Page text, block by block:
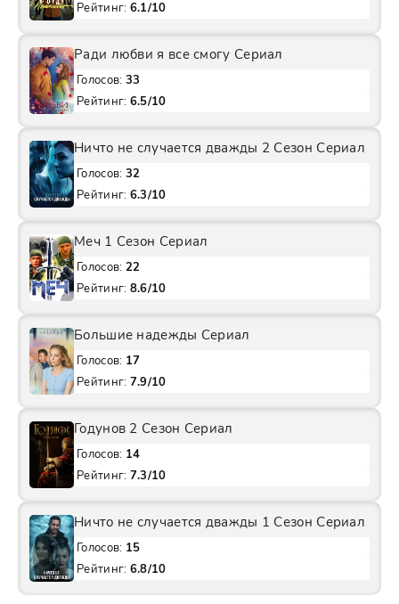
Рейтинг: 6.1/10
Ради любви я все смогу Сериал
Голосов: 33
Рейтинг: 6.5/10
Ничто не случается дважды 2 Сезон Сериал
Голосов: 32
Рейтинг: 6.3/10
Меч 1 Сезон Сериал
Голосов: 22
Рейтинг: 8.6/10
Большие надежды Сериал
Голосов: 17
Рейтинг: 7.9/10
Годунов 2 Сезон Сериал
Голосов: 14
Рейтинг: 7.3/10
Ничто не случается дважды 1 Сезон Сериал
Голосов: 15
Рейтинг: 6.8/10